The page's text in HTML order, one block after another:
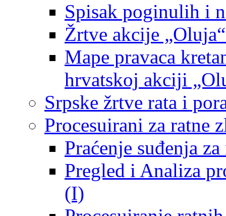
Spisak poginulih i
Žrtve akcije
Mape pravaca
hrvatskoj akciji
Srpske žrtve rata i
Procesuirani za ratne
Praćenje suđenja
Pregled i Analiza
(I)